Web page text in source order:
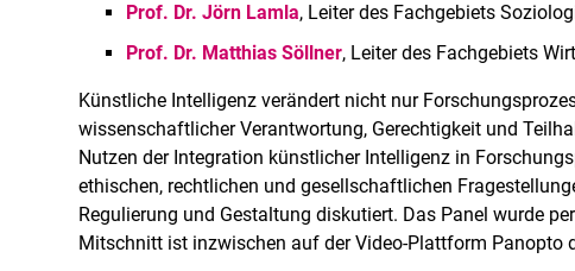
Prof. Dr. Jörn Lamla, Leiter des Fachgebiets
Prof. Dr. Matthias Söllner, Leiter des Fachgebiets
Künstliche Intelligenz verändert nicht nur
wissenschaftlicher Verantwortung, Gerechtigkeit und
Nutzen der Integration künstlicher Intelligenz in
ethischen, rechtlichen und gesellschaftlichen
Regulierung und Gestaltung diskutiert. Das Panel wurde
Mitschnitt ist inzwischen auf der Video-Plattform Panopto